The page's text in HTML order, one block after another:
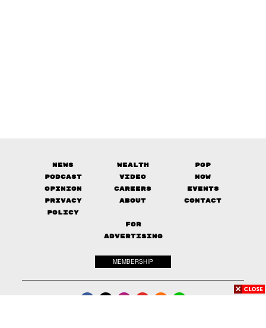
News Wealth
Pop
Podcast
Video
Now
Opinion
Careers
Events
Privacy
Policy
About Contact
FOR
ADVERTISING
MEMBERSHIP